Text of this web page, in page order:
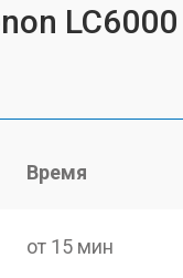
Время
от 15 мин